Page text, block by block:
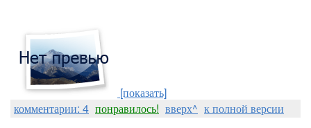
[показать]
комментарии: 4 понравилось! вверх^ к полной версии